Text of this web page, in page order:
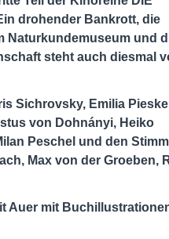
drohender Bankrott, die
Naturkundemuseum und
steht auch diesmal
Sichrovsky, Emilia
von Dohnányi, Heiko
Peschel und den
Max von der Groeben,
Auer mit